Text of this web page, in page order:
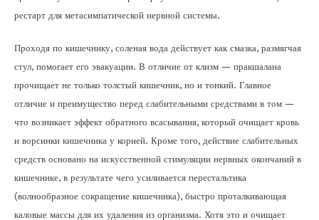
рестарт для метасимпатической нервной системы.
Проходя по кишечнику, соленая вода действует как смазка, размягчая
стул, помогает его эвакуации. В отличие от клизм — пракшалана
прочищает не только толстый кишечник, но и тонкий. Главное
отличие и преимущество перед слабительными средствами в том —
что возникает эффект обратного всасывания, который очищает кровь
и ворсинки кишечника у корней. Кроме того, действие слабительных
средств основано на искусственной стимуляции нервных окончаний в
кишечнике, в результате чего усиливается перестальтика
(волнообразное сокращение кишечника), быстро проталкивающая
каловые массы для их удаления из организма. Хотя это и очищает